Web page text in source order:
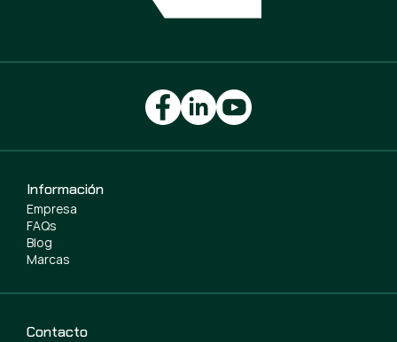
Información
Empresa
FAQs
Blog
Marcas
Contacto